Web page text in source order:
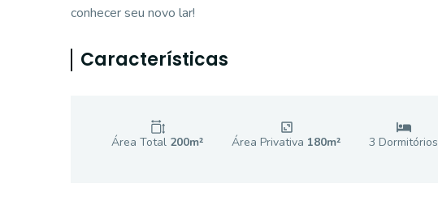
conhecer seu novo lar!
Características
Área Total 200m² Área Privativa 180m² 3 Dormitórios